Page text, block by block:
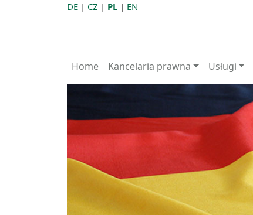
DE | CZ | PL | EN
Home Kancelaria prawna Usługi